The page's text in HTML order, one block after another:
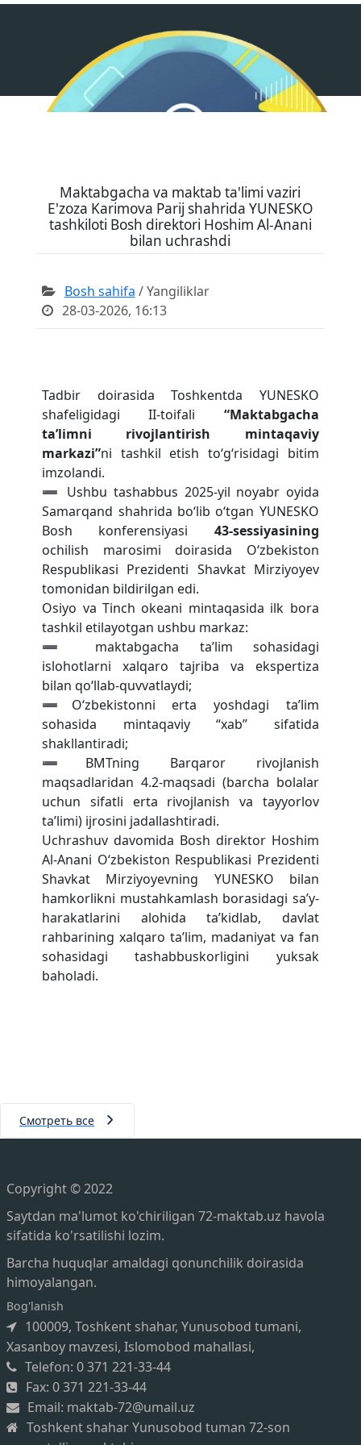
Toshkent shaxar Yunusobod tumani 72-
sonli umumta’lim maktabi
Maktabgacha va maktab ta'limi vaziri
E'zoza Karimova Parij shahrida YUNESKO
tashkiloti Bosh direktori Hoshim Al-Anani
bilan uchrashdi
Bosh sahifa / Yangiliklar
28-03-2026, 16:13
Tadbir doirasida Toshkentda YUNESKO
shafeligidagi II-toifali “Maktabgacha
ta’limni rivojlantirish mintaqaviy
markazi”ni tashkil etish to‘g‘risidagi bitim
imzolandi.
➖ Ushbu tashabbus 2025-yil noyabr oyida
Samarqand shahrida bo‘lib o‘tgan YUNESKO
Bosh konferensiyasi 43-sessiyasining
ochilish marosimi doirasida O‘zbekiston
Respublikasi Prezidenti Shavkat Mirziyoyev
tomonidan bildirilgan edi.
Osiyo va Tinch okeani mintaqasida ilk bora
tashkil etilayotgan ushbu markaz:
➖ maktabgacha ta’lim sohasidagi
islohotlarni xalqaro tajriba va ekspertiza
bilan qo‘llab-quvvatlaydi;
➖O‘zbekistonni erta yoshdagi ta’lim
sohasida mintaqaviy “xab” sifatida
shakllantiradi;
➖BMTning Barqaror rivojlanish
maqsadlaridan 4.2-maqsadi (barcha bolalar
uchun sifatli erta rivojlanish va tayyorlov
ta’limi) ijrosini jadallashtiradi.
Uchrashuv davomida Bosh direktor Hoshim
Al-Anani O‘zbekiston Respublikasi Prezidenti
Shavkat Mirziyoyevning YUNESKO bilan
hamkorlikni mustahkamlash borasidagi sa’y-
harakatlarini alohida ta’kidlab, davlat
rahbarining xalqaro ta’lim, madaniyat va fan
sohasidagi tashabbuskorligini yuksak
baholadi.
Смотреть все
Copyright © 2022
Saytdan ma'lumot ko'chiriligan 72-maktab.uz havola
sifatida ko'rsatilishi lozim.
Barcha huquqlar amaldagi qonunchilik doirasida
himoyalangan.
Bog'lanish
100009, Toshkent shahar, Yunusobod tumani,
Xasanboy mavzesi, Islomobod mahallasi,
Telefon: 0 371 221-33-44
Fax: 0 371 221-33-44
Email: maktab-72@umail.uz
Toshkent shahar Yunusobod tuman 72-son